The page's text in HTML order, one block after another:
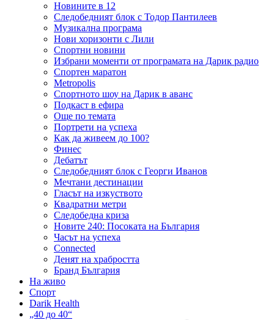
Новините в 12
Следобедният блок с Тодор Пантилеев
Музикална програма
Нови хоризонти с Лили
Спортни новини
Избрани моменти от програмата на Дарик радио
Спортен маратон
Metropolis
Спортното шоу на Дарик в аванс
Подкаст в ефира
Още по темата
Портрети на успеха
Как да живеем до 100?
Финес
Дебатът
Следобедният блок с Георги Иванов
Мечтани дестинации
Гласът на изкуството
Квадратни метри
Следобедна криза
Новите 240: Посоката на България
Часът на успеха
Connected
Денят на храбростта
Бранд България
На живо
Спорт
Darik Health
„40 до 40“